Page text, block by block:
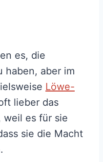
es, die
haben, aber im
Löwe-
lieber das
weil es für sie
sie die Macht